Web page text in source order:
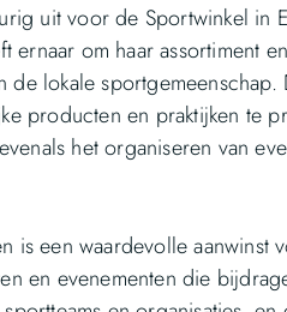
uit voor de Sportwinkel
ernaar om haar assortiment
lokale
producten en praktijken te
het organiseren van
is een waardevolle
en evenementen die